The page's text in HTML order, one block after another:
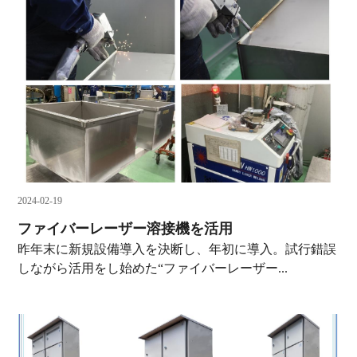
2024-02-19
ファイバーレーザー溶接機を活用
昨年末に新規設備導入を決断し、年初に導入。試行錯誤
しながら活用をし始めた“ファイバーレーザー...